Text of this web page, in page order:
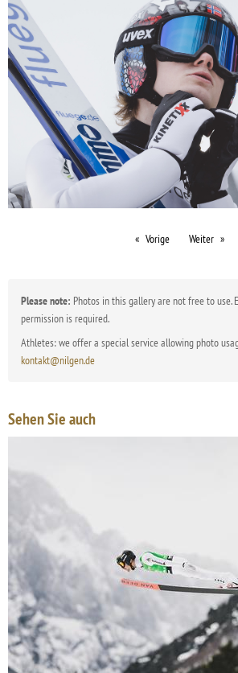
Vorige Weiter
Please note: Photos in this gallery are not free to use.
permission is required.
Athletes: we offer a special service allowing photo
kontakt@nilgen.de
Sehen Sie auch